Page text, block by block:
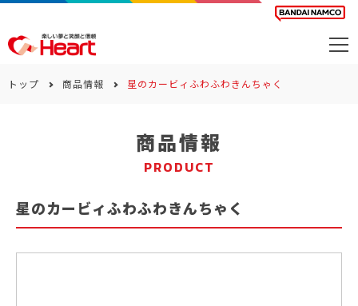
サステナビリティ
トップ 商品情報 星のカービィふわふわきんちゃく
商品情報
PRODUCT
星のカービィふわふわきんちゃく